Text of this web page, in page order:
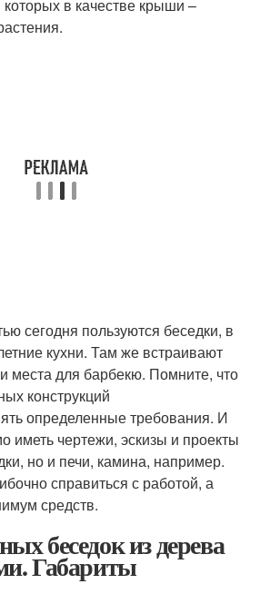
в качестве крыши –
сегодня пользуются беседки, в
кухни. Там же встраивают
места для барбекю. Помните, что
конструкций
определенные требования. И
иметь чертежи, эскизы и проекты
но и печи, камина, например.
справиться с работой, а
средств.
беседок из дерева
Габариты